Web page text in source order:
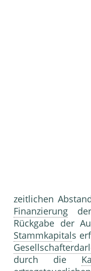
zeitlichen
Finanzierung
Rückgabe der
Stammkapitals
durch die